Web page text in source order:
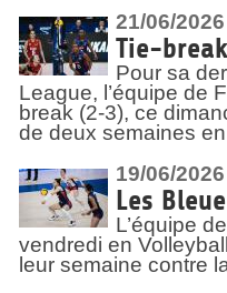
21/06/2026
Tie-
Pour sa
League, l’équipe de
break (2-3), ce
de deux semaines
19/06/2026
Les
L’équipe
vendredi en
leur semaine contre